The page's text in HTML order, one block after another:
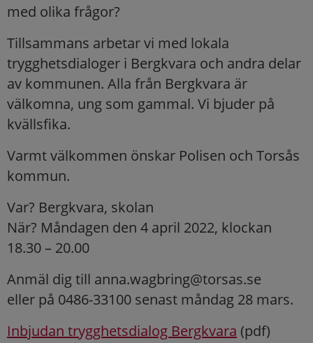
med olika frågor?
Tillsammans arbetar vi med lokala
trygghetsdialoger i Bergkvara och andra delar
av kommunen. Alla från Bergkvara är
välkomna, ung som gammal. Vi bjuder på
kvällsfika.
Varmt välkommen önskar Polisen och Torsås
kommun.
Var? Bergkvara, skolan
När? Måndagen den 4 april 2022, klockan
18.30 – 20.00
Anmäl dig till anna.wagbring@torsas.se
eller på 0486-33100 senast måndag 28 mars.
Inbjudan trygghetsdialog Bergkvara (pdf)